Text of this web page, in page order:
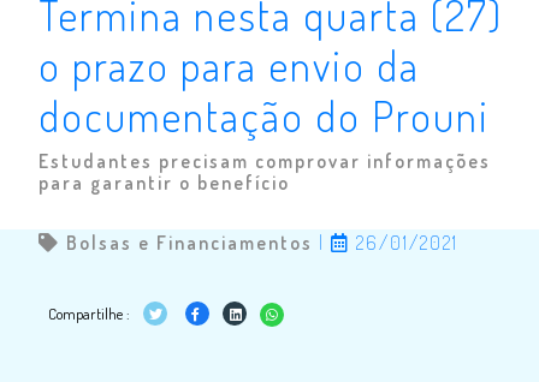
Termina nesta quarta (27)
o prazo para envio da
documentação do Prouni
Estudantes precisam comprovar informações
para garantir o benefício
Bolsas e Financiamentos | 26/01/2021
Compartilhe :